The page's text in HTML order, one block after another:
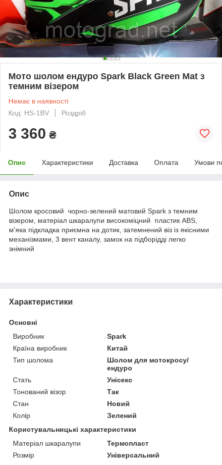
Мото шолом ендуро Spark Black Green Mat з
темним візером
Немає в наявності
Код: HS-1BV
Роздріб
3 360 ₴
Опис Характеристики Доставка Оплата Умови
Опис
Шолом кросовий чорно-зелений матовий Spark з темним
візером, матеріал шкаралупи високоміцний пластик ABS,
м'яка підкладка приємна на дотик, затемнений віз із якісними
механізмами, 3 вент каналу, замок на підборідді легко
знімний
Характеристики
Основні
Виробник
Spark
Країна виробник
Китай
Тип шолома
Шолом для мотокросу/
ендуро
Стать
Унісекс
Тонований візор
Так
Стан
Новий
Колір
Зелений
Користувальницькі характеристики
Матеріал шкаралупи
Термопласт
Розмір
Універсальний